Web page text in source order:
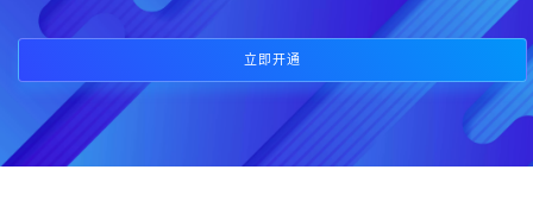
立即开通